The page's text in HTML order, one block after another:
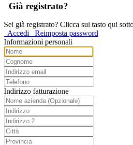
Già registrato?
Sei già registrato? Clicca sul tasto qui
Accedi
Reimposta password
Informazioni personali
Indirizzo fatturazione